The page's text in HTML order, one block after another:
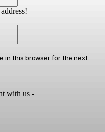
in this browser for the next
with us -